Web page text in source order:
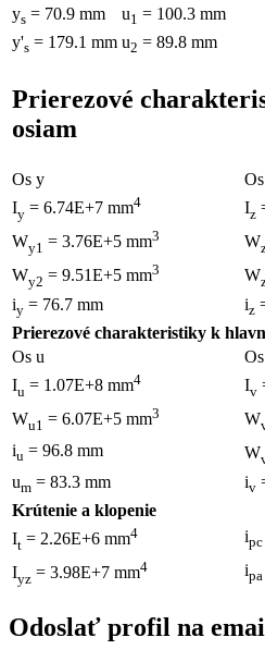
ys = 70.9 mm u1 = 100.3 mm
y's = 179.1 mm u2 = 89.8 mm
Prierezové
osiam
Os y
Iy = 6.74E+7 mm4 Iz
Wy1 = 3.76E+5 mm3 W
Wy2 = 9.51E+5 mm3 W
iy = 76.7 mm iz
Prierezové charakteristiky k
Os u
Iu = 1.07E+8 mm4 Iv
Wu1 = 6.07E+5 mm3 W
iu = 96.8 mm W
um = 83.3 mm iv
Krútenie a klopenie
It = 2.26E+6 mm4 ipc
Iyz = 3.98E+7 mm4 ipa
Odoslať profil na